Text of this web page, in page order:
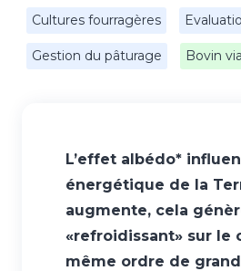
Cultures fourragères
Gestion du pâturage Bovin
L’effet albédo*
énergétique de la
augmente, cela
«refroidissant» sur le
même ordre de